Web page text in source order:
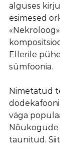
alguses
esimesed
Ellerile
sümfoonia.
Nimetatud
väga
taunitud.